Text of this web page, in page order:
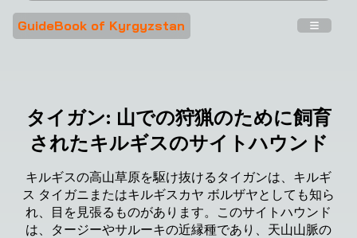
GuideBook of Kyrgyzstan
タイガン: 山での狩猟のために飼育
されたキルギスのサイトハウンド
キルギスの高山草原を駆け抜けるタイガンは、キルギ
ス タイガニまたはキルギスカヤ ボルザヤとしても知ら
れ、目を見張るものがあります。このサイトハウンド
は、タージーやサルーキの近縁種であり、天山山脈の